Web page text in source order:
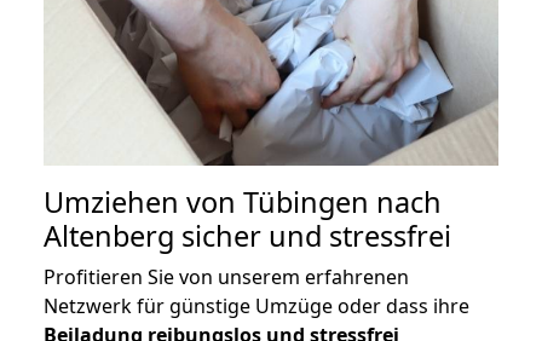
Umziehen von Tübingen nach
Altenberg sicher und stressfrei
Profitieren Sie von unserem erfahrenen
Netzwerk für günstige Umzüge oder dass ihre
Beiladung reibungslos und stressfrei